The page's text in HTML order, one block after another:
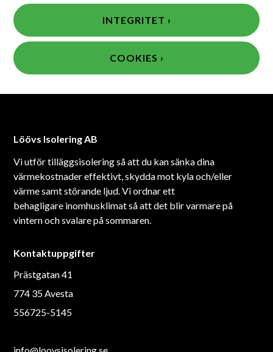
INTEGRITET ›
COOKIES ›
Löövs Isolering AB
Vi utför tilläggsisolering så att du kan sänka dina
värmekostnader effektivt, skydda mot kyla och/eller
värme samt störande ljud. Vi ordnar ett
behagligare inomhusklimat så att det blir varmare på
vintern och svalare på sommaren.
Kontaktuppgifter
Prästgatan 41
774 35 Avesta
556725-5145